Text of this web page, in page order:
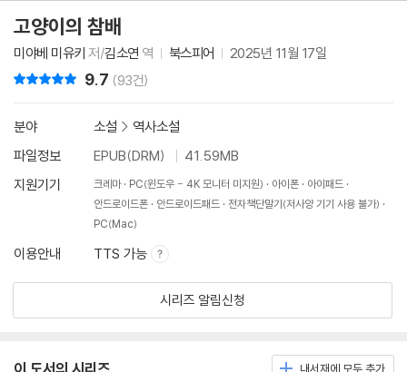
고양이의 참배
미야베 미유키 저/김소연 역 북스피어 2025년 11월 17일
9.7 (93건)
분야 소설 > 역사소설
파일정보
EPUB(DRM)
41.59MB
지원기기
크레마 PC(윈도우 - 4K 모니터 미지원) 아이폰
아이패드
안드로이드폰
안드로이드패드
전자책단말기(저사양 기기 사용 불가)
PC(Mac)
이용안내 TTS 가능
시리즈 알림신청
이 도서의 시리즈 내서재에 모두 추가